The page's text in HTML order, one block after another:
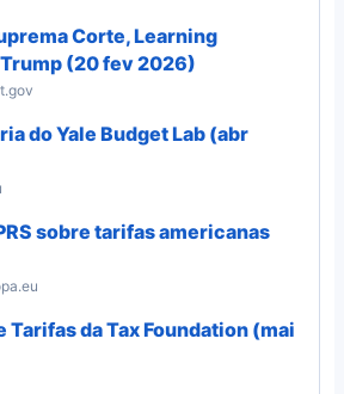
Corte, Learning
(20 fev 2026)
do Yale Budget Lab (abr
sobre tarifas americanas
Tarifas da Tax Foundation (mai